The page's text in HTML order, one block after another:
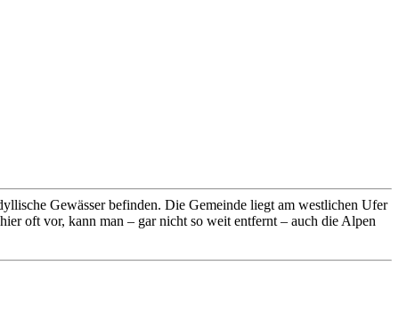
Gewässer befinden. Die Gemeinde liegt am westlichen Ufer
oft vor, kann man – gar nicht so weit entfernt – auch die Alpen